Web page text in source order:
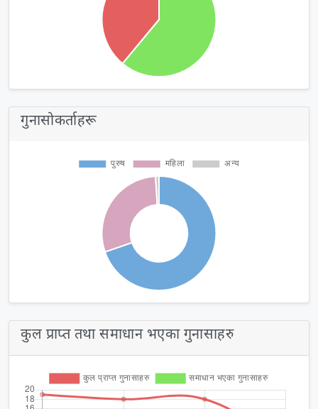
गुनासोकर्ताहरू
कुल प्राप्त तथा समाधान भएका गुनासाहरु